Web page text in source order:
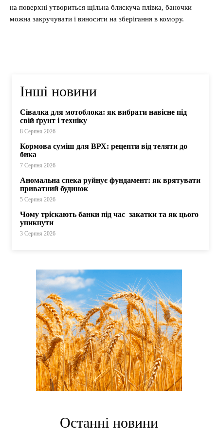
на поверхні утвориться щільна блискуча плівка, баночки
можна закручувати і виносити на зберігання в комору.
Інші новини
Сівалка для мотоблока: як вибрати навісне під
свій ґрунт і техніку
8 Серпня 2026
Кормова суміш для ВРХ: рецепти від теляти до
бика
7 Серпня 2026
Аномальна спека руйнує фундамент: як врятувати
приватний будинок
5 Серпня 2026
Чому тріскають банки під час закатки та як цього
уникнути
3 Серпня 2026
Останні новини